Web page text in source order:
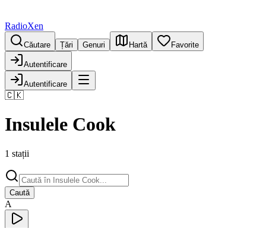
RadioXen
Căutare Țări Genuri Hartă Favorite
Autentificare
Autentificare
🇨🇰
Insulele Cook
1 stații
Caută
A